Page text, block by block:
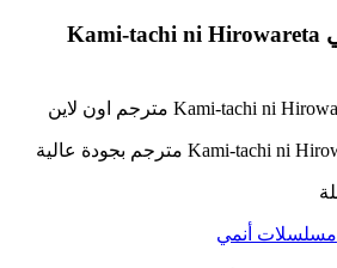
مشاهدة وتحميل أنمي Kami-tachi ni Hirowareta
مسلسلات أنمي